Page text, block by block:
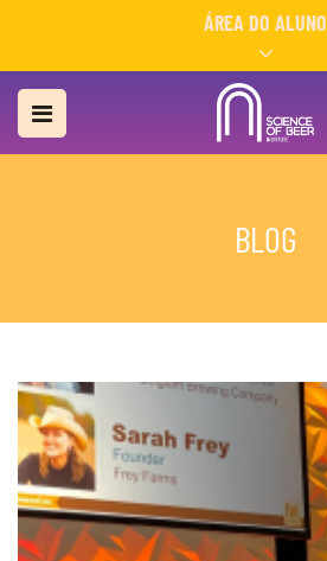
ÁREA DO ALUNO
BLOG